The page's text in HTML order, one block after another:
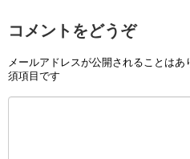
コメントをどうぞ
メールアドレスが公開されることはあ
須項目です